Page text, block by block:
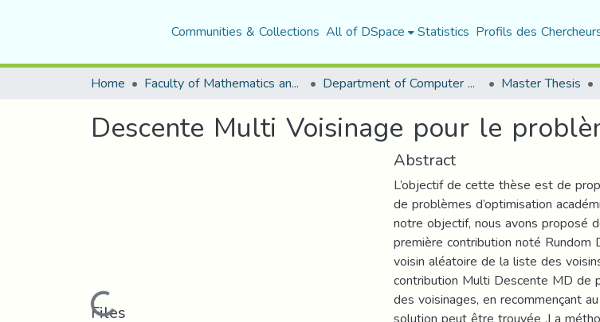
Communities & Collections All of DSpace Statistics Profils des
Home Faculty of Mathematics and Computer Science Department of Computer Science Master Thesis
Descente Multi Voisinage pour le
Files
Abstract
L’objectif de cette thèse est de
de problèmes d’optimisation
notre objectif, nous avons proposé
première contribution noté
voisin aléatoire de la liste des
contribution Multi Descente MD de
des voisinages, en recommençant